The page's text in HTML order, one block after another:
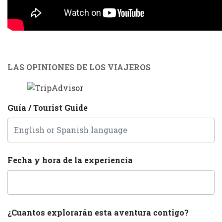
LAS OPINIONES DE LOS VIAJEROS
Guía / Tourist Guide
Fecha y hora de la experiencia
¿Cuantos explorarán esta aventura contigo?